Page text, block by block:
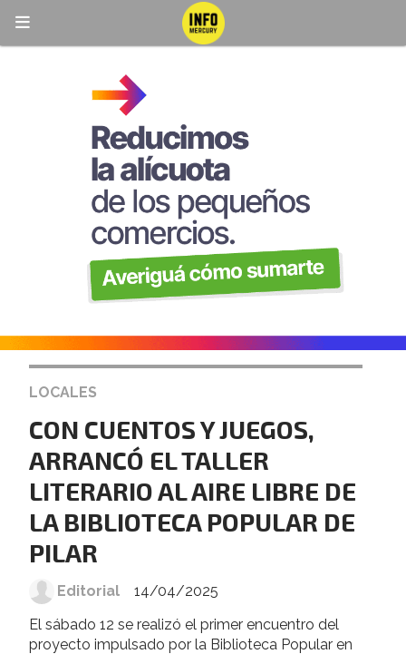
CON CUENTOS Y JUEGOS,
ARRANCÓ EL TALLER
LITERARIO AL AIRE LIBRE DE
LA BIBLIOTECA POPULAR DE
PILAR
El sábado 12 se realizó el primer encuentro del
proyecto impulsado por la Biblioteca Popular en
LOCALES
14/04/2025
Editorial